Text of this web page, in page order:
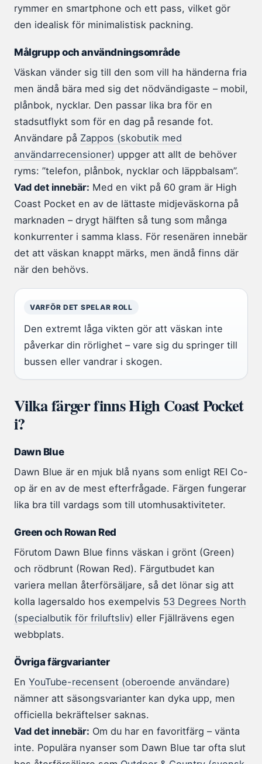
rymmer en smartphone och ett pass, vilket gör
den idealisk för minimalistisk packning.
Målgrupp och användningsområde
Väskan vänder sig till den som vill ha händerna fria
men ändå bära med sig det nödvändigaste – mobil,
plånbok, nycklar. Den passar lika bra för en
stadsutflykt som för en dag på resande fot.
Användare på Zappos (skobutik med
användarrecensioner) uppger att allt de behöver
ryms: ”telefon, plånbok, nycklar och läppbalsam”.
Vad det innebär: Med en vikt på 60 gram är High
Coast Pocket en av de lättaste midjeväskorna på
marknaden – drygt hälften så tung som många
konkurrenter i samma klass. För resenären innebär
det att väskan knappt märks, men ändå finns där
när den behövs.
VARFÖR DET SPELAR ROLL
Den extremt låga vikten gör att väskan inte
påverkar din rörlighet – vare sig du springer till
bussen eller vandrar i skogen.
Vilka färger finns High Coast Pocket
i?
Dawn Blue
Dawn Blue är en mjuk blå nyans som enligt REI Co-
op är en av de mest efterfrågade. Färgen fungerar
lika bra till vardags som till utomhusaktiviteter.
Green och Rowan Red
Förutom Dawn Blue finns väskan i grönt (Green)
och rödbrunt (Rowan Red). Färgutbudet kan
variera mellan återförsäljare, så det lönar sig att
kolla lagersaldo hos exempelvis 53 Degrees North
(specialbutik för friluftsliv) eller Fjällrävens egen
webbplats.
Övriga färgvarianter
En YouTube-recensent (oberoende användare)
nämner att säsongsvarianter kan dyka upp, men
officiella bekräftelser saknas.
Vad det innebär: Om du har en favoritfärg – vänta
inte. Populära nyanser som Dawn Blue tar ofta slut